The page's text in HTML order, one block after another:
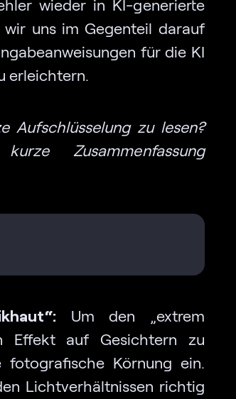
wieder in KI-generierte
uns im Gegenteil darauf
für die KI
erleichtern.
Aufschlüsselung zu lesen?
Zusammenfassung
Um den „extrem
Effekt auf Gesichtern zu
Körnung ein.
Lichtverhältnissen richtig